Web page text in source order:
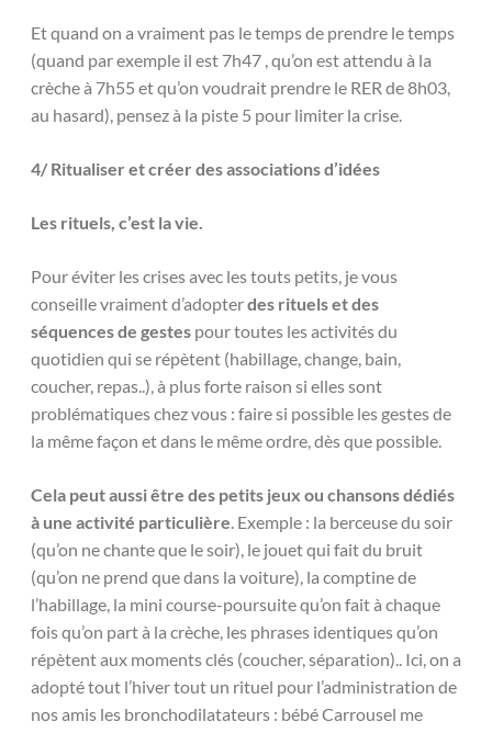
Et quand on a vraiment pas le temps de prendre le temps
(quand par exemple il est 7h47 , qu’on est attendu à la
crèche à 7h55 et qu’on voudrait prendre le RER de 8h03,
au hasard), pensez à la piste 5 pour limiter la crise.
4/ Ritualiser et créer des associations d’idées
Les rituels, c’est la vie.
Pour éviter les crises avec les touts petits, je vous
conseille vraiment d’adopterdes rituels et des
séquences de gestes pour toutes les activités du
quotidien qui se répètent (habillage, change, bain,
coucher, repas..), à plus forte raison si elles sont
problématiques chez vous : faire si possible les gestes de
la même façon et dans le même ordre, dès que possible.
Cela peut aussi être des petits jeux ou chansons dédiés
à une activité particulière. Exemple : la berceuse du soir
(qu’on ne chante que le soir), le jouet qui fait du bruit
(qu’on ne prend que dans la voiture), la comptine de
l’habillage, la mini course-poursuite qu’on fait à chaque
fois qu’on part à la crèche, les phrases identiques qu’on
répètent aux moments clés (coucher, séparation).. Ici, on a
adopté tout l’hiver tout un rituel pour l’administration de
nos amis les bronchodilatateurs : bébé Carrousel me